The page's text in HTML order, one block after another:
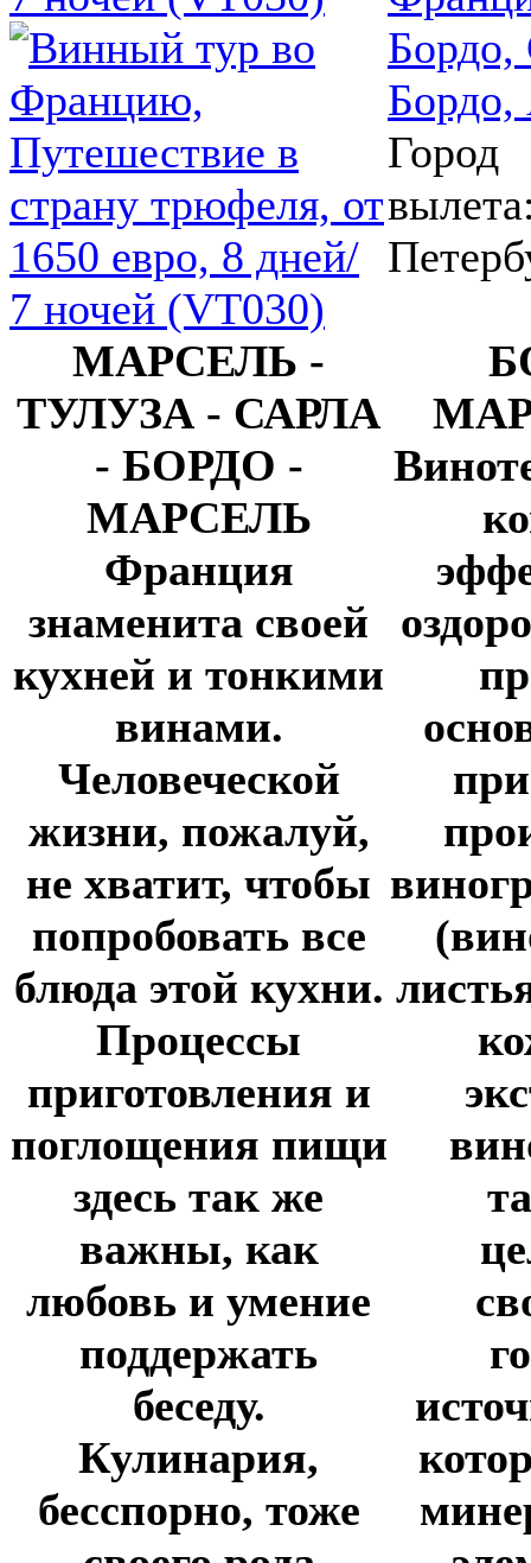
МАРСЕЛЬ -
ТУЛУЗА - САРЛА
- БОРДО -
МАРСЕЛЬ
Франция
знаменита своей
кухней и тонкими
винами.
Человеческой
жизни, пожалуй,
не хватит, чтобы
попробовать все
блюда этой кухни.
Процессы
приготовления и
поглощения пищи
здесь так же
важны, как
любовь и умение
поддержать
беседу.
Кулинария,
бесспорно, тоже
Город